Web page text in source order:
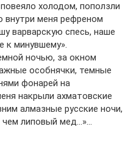
холодом, поползли
внутри меня рефреном
варварскую спесь, наше
к минувшему».
ночью, за окном
особнячки, темные
фонарей на
накрыли ахматовские
алмазные русские ночи,
чем липовый мед…»…